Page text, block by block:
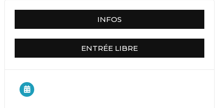
INFOS
ENTRÉE LIBRE